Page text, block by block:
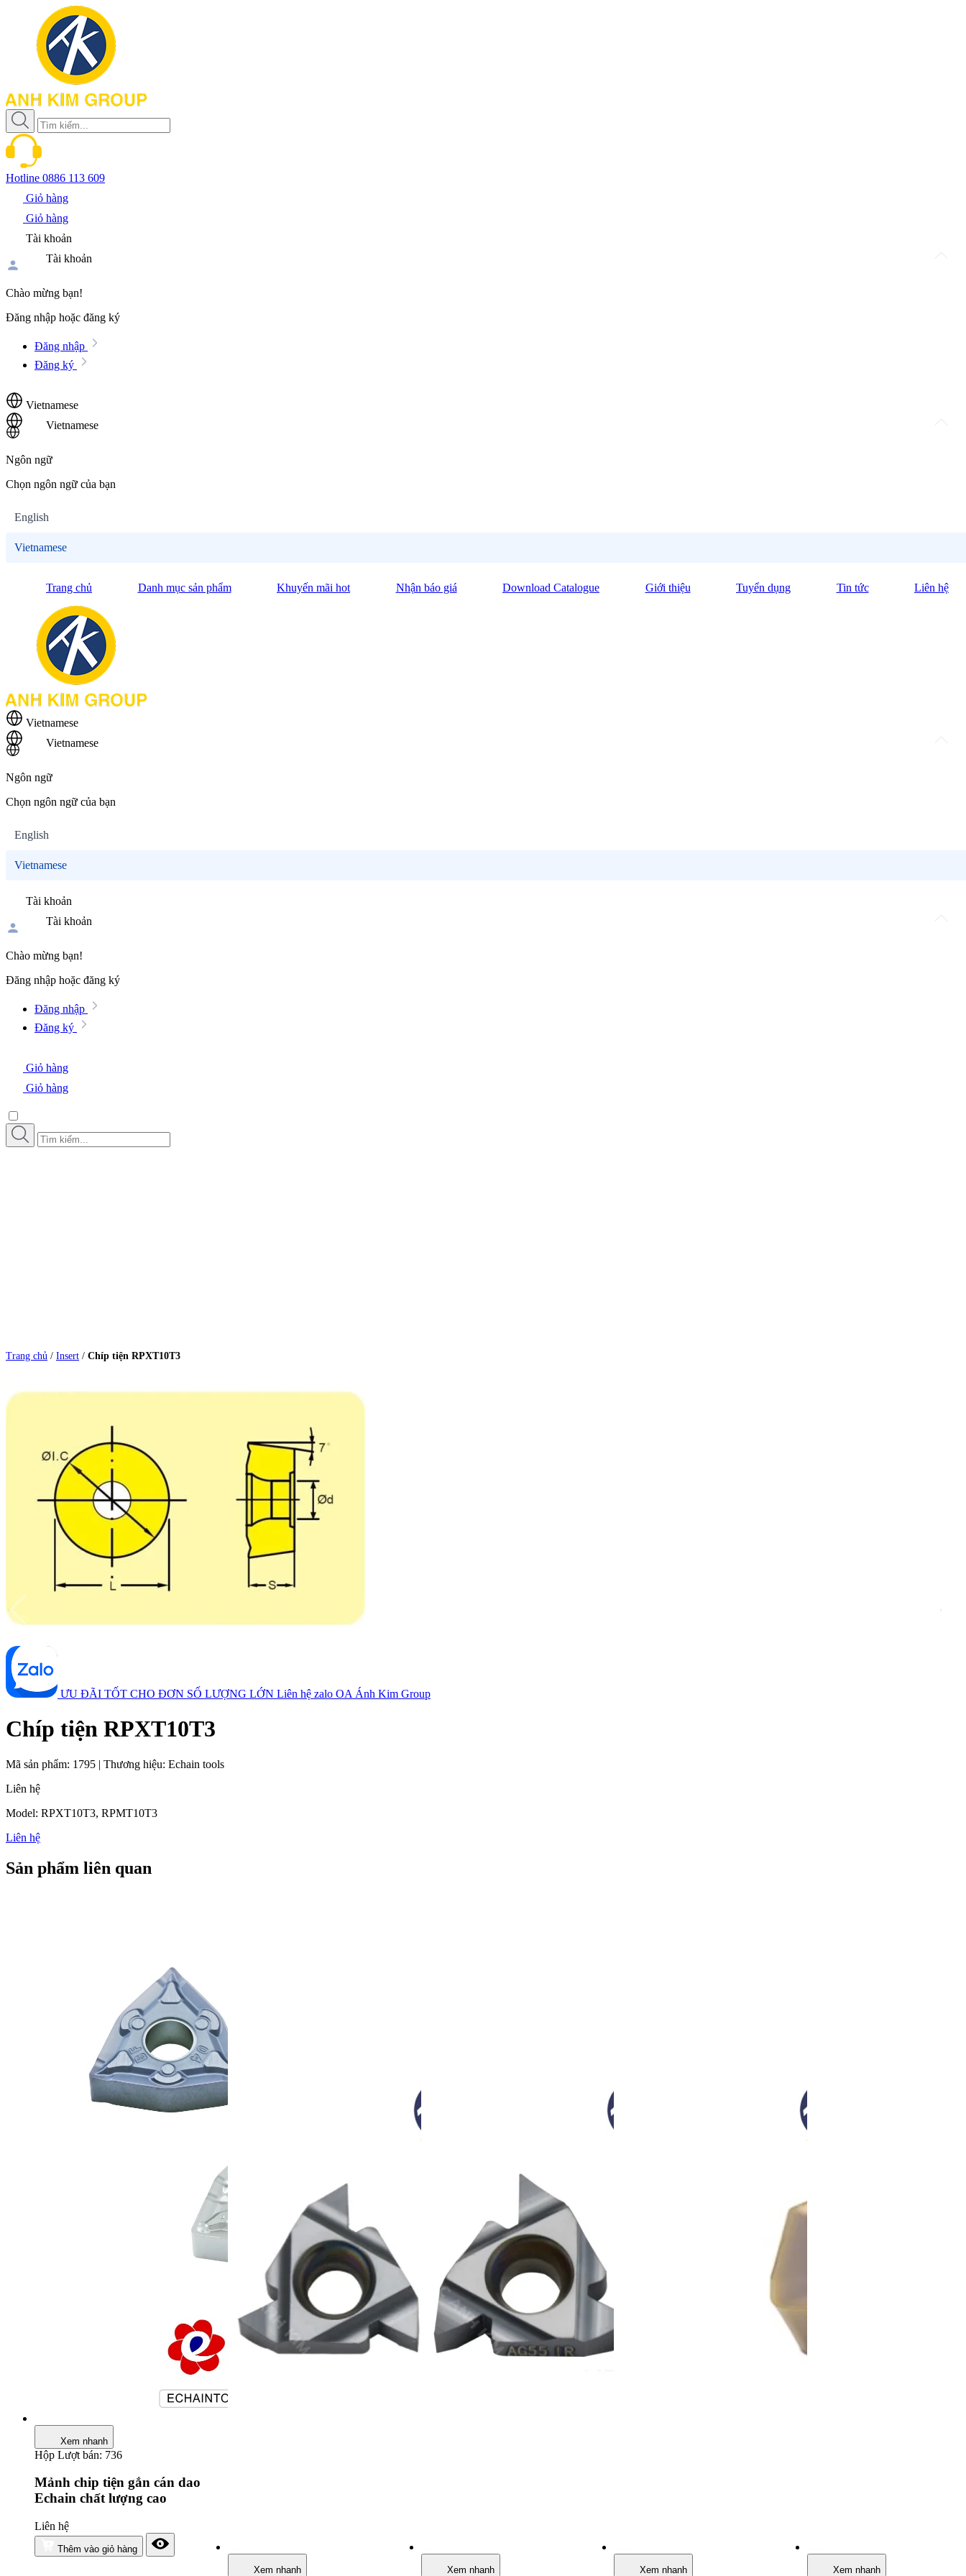
Hotline 0886 113 609
Giỏ hàng
Giỏ hàng
Tài khoản
Tài khoản
Chào mừng bạn!
Đăng nhập hoặc đăng ký
Đăng nhập
Đăng ký
Vietnamese
Vietnamese
Ngôn ngữ
Chọn ngôn ngữ của bạn
English
Vietnamese
Trang chủ Danh mục sản phẩm Khuyến mãi hot Nhận báo giá Download Catalogue Giới thiệu Tuyển dụng Tin tức Liên hệ
Vietnamese
Vietnamese
Ngôn ngữ
Chọn ngôn ngữ của bạn
English
Vietnamese
Tài khoản
Tài khoản
Chào mừng bạn!
Đăng nhập hoặc đăng ký
Đăng nhập
Đăng ký
Giỏ hàng
Giỏ hàng
Trang chủ / Insert / Chíp tiện RPXT10T3
ƯU ĐÃI TỐT CHO ĐƠN SỐ LƯỢNG LỚN Liên hệ zalo OA Ánh Kim Group
Chíp tiện RPXT10T3
Mã sản phẩm: 1795 | Thương hiệu: Echain tools
Liên hệ
Model: RPXT10T3, RPMT10T3
Liên hệ
Sản phẩm liên quan
Xem nhanh
Hộp Lượt bán: 736
Mảnh chip tiện gắn cán dao
Echain chất lượng cao
Liên hệ
Thêm vào giỏ hàng
Xem nhanh
Xem nhanh Xem nhanh Xem nhanh